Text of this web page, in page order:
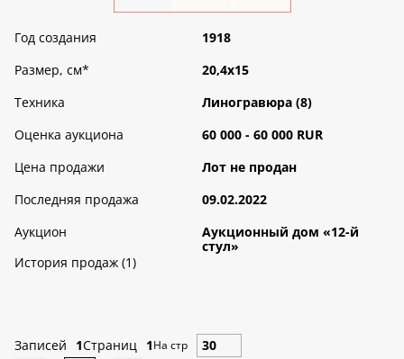
Год создания
1918
Размер, см*
20,4х15
Техника
Линогравюра (8)
Оценка аукциона
60 000 - 60 000 RUR
Цена продажи
Лот не продан
Последняя продажа
09.02.2022
Аукцион
Аукционный дом «12-й
стул»
История продаж (1)
Записей 1Страниц 1На стр